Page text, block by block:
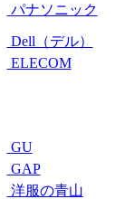
パナソニック
Dell（デル）
ELECOM
GU
GAP
洋服の青山